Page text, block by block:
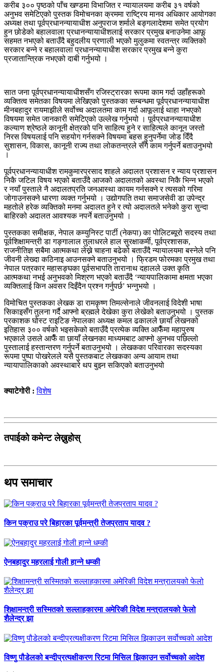
करीब ३०० पृष्ठको पाँच खण्डमा विभाजित र न्यायालयमा करीब ३१ वर्षको
अनुभव समेटिएको पुस्तक विमोचनका क्रममा राष्ट्रिय मानव अधिकार आयोगका
अध्यक्ष तथा पूर्वप्रधानन्यायाधीश अनुपराज शर्माले बङ्गलादेशमा समेत प्रयोग
हुन छोडेको बहालवाला प्रधानन्यायाधीशलाई सरकार प्रमुख बनाउनेमा आफू
सहमत नभएको बताउँदै बहुदलीय प्रणाली भएको मुलुकमा स्वतन्त्र व्यक्तिको
सरकार बन्ने र बहालवाला प्रधानन्यायाधीश सरकार प्रमुख बन्ने कुरा
प्रजातान्त्रिक नभएको दाबी गर्नुभयो ।
सात जना पूर्वप्रधानन्यायाधीशसँग रजिस्ट्रारका रूपमा काम गर्दा उहाँहरूको
व्यक्तित्व समेतका विषयमा लेखिएको पुस्तकका सम्बन्धमा पूर्वप्रधानन्यायाधीश
मीनबहादुर रायमाझीले सर्वोच्च अदालतमा काम गर्दा आफूलाई थाहा नभएको
विषयमा समेत जानकारी समेटिएको उल्लेख गर्नुभयो । पूर्वप्रधानन्यायाधीश
कल्याण श्रेष्ठले कानूनी क्षेत्रको पनि साहित्य हुने र साहित्यले कानून जस्तो
निरस विषयलाई पनि सहयोग गर्नसक्ने विषयमा बहस हुनुपर्नेमा जोड दिँदै
सुशासन, विकास, कानूनी राज्य तथा लोकतन्त्रले सँगै काम गर्नुपर्ने बताउनुभयो
।
पूर्वप्रधानन्यायाधीश रामकुमारप्रसाद शाहले अदालत प्रशासन र न्याय प्रशासन
निकै जटिल विषय भएको बताउँदै आजको अदालतको अवस्था निकै भिन्न भएको
र नयाँ पुस्ताले नै अदालतप्रति जनआस्था कायम गर्नसक्ने र त्यसको गरिमा
जोगाउनसक्ने धारणा व्यक्त गर्नुभयो । उद्योगपति तथा समाजसेवी डा उपेन्द्र
महतोले हरेक व्यक्तिको मनमा अदालत हुने र त्यो अदालतले भनेको कुरा सुन्दा
बाहिरको अदालत आवश्यक नपर्ने बताउनुभयो ।
पुस्तकका समीक्षक, नेपाल कम्युनिस्ट पार्टी (नेकपा) का पोलिटब्यूरो सदस्य तथा
पूर्वशिक्षामन्त्री डा गङ्गालाल तुलाधरले हाल सुरक्षाकर्मी, पूर्वप्रशासक,
राजनीतिज्ञ सबैमा आत्मकथा लेख्ने चाहना बढेको बताउँदै न्यायालयमा बस्नेले पनि
जीवनी लेख्दा कठिनाइ आउनसक्ने बताउनुभयो । फ्रिडम फोरमका प्रमुख तथा
नेपाल पत्रकार महासङ्घका पूर्वसभापति तारानाथ दहालले उक्त कृति
आत्मकथा नभई अनुभवको मिश्रण भएको बताउँदै ‘न्यायपालिकामा क्षमता भएका
व्यक्तिलाई किन अवसर दिइँदैन प्रश्न गर्नुपर्छ’ भन्नुभयो ।
विमोचित पुस्तकका लेखक डा रामकृष्ण तिमल्सेनाले जीवनलाई विदेशी भाषा
सिकाइसँग तुलना गर्दै आफ्नो ब्रह्मले देखेका कुरा लेखेको बताउनुभयो । पुस्तक
प्रकाशक घोस्ट राइटिङ नेपालका अध्यक्ष कमल ढकालले छायाँ लेखनको
इतिहास ३०० वर्षको भइसकेको बताउँदै प्रत्येक व्यक्ति आफैँमा महापुरुष
भएकाले उसले आफैँ वा छायाँ लेखनका माध्यमबाट आफ्नो अुनभव पछिल्लो
पुस्तालाई हस्तान्तरण गर्नुपर्ने बताउनुभयो । लेखकका परिवारका सदस्यका
रूपमा पुष्पा पोखरेलले यसै पुस्तकबाट लेखकका अन्य आयाम तथा
न्यायापालिकाको अवस्थाबारे थप बुझ्न सकिएको बताउनुभयो
क्याटेगोरी :विशेष
तपाईको कमेन्ट लेख्नुहोस्
थप समाचार
किन पक्राउ परे बिहारका पूर्वमन्त्री तेजप्रताप यादव ?
ऐनबहादुर महरलाई गोली हान्ने धम्की
शिक्षामन्त्री सस्मितको सल्लाहकारमा अमेरिकी विदेश मन्त्रालयको फेलो
शैलेन्द्र झा
विष्णु पौडेलको बन्दीप्रत्यक्षीकरण रिटमा मिसिल झिकाउन सर्वोच्चको आदेश